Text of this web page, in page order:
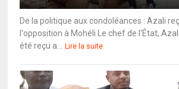
De la politique aux condoléances : Azali
l'opposition à Mohéli Le chef de l'État,
été reçu a...
Lire la suite